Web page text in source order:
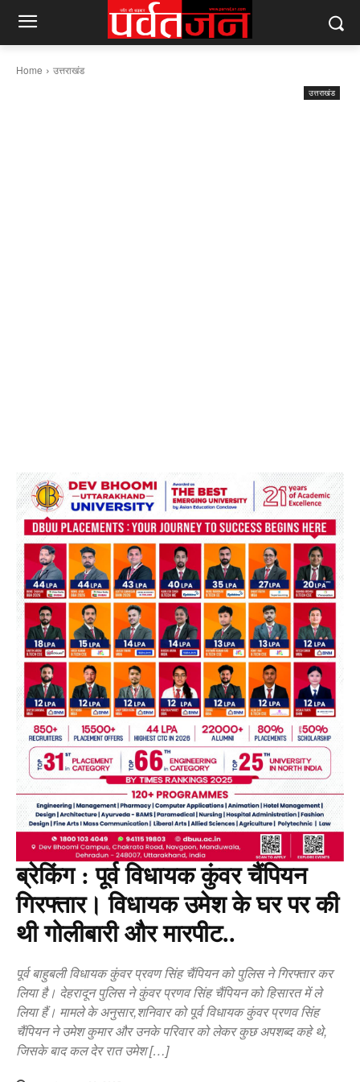
Home उत्तराखंड
उत्तराखंड
ब्रेकिंग : पूर्व विधायक कुंवर चैंपियन
गिरफ्तार। विधायक उमेश के घर पर की
थी गोलीबारी और मारपीट..
पूर्व बाहुबली विधायक कुंवर प्रवण सिंह चैंपियन को पुलिस ने गिरफ्तार कर
लिया है। देहरादून पुलिस ने कुंवर प्रणव सिंह चैंपियन को हिसारत में ले
लिया हैं। मामले के अनुसार,शनिवार को पूर्व विधायक कुंवर प्रणव सिंह
चैंपियन ने उमेश कुमार और उनके परिवार को लेकर कुछ अपशब्द कहे थे,
जिसके बाद कल देर रात उमेश […]